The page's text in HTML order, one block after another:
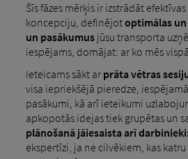
Šīs fāzes mērķis ir izstrādāt
koncepciju, definējotoptimālas
un pasākumusjūsu transporta
iespējams, domājat: ar ko mēs
Ieteicams sākt ar prāta vētras
visa iepriekšējā pieredze,
pasākumi, kā arī ieteikumi
apkopotās idejas tiek grupētas un
plānošanā jāiesaista arī
ekspertīzi, ja ne cilvēkiem, kas